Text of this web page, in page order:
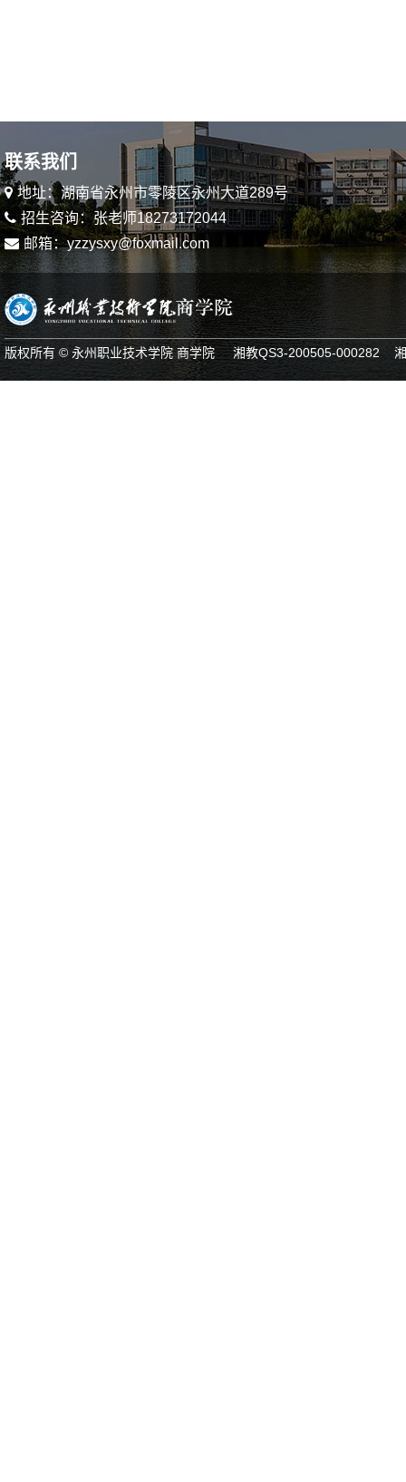
联系我们
地址：湖南省永州市零陵区永州大道289号
招生咨询：张老师18273172044
邮箱：yzzysxy@foxmail.com
版权所有 © 永州职业技术学院 商学院 湘教QS3-200505-000282